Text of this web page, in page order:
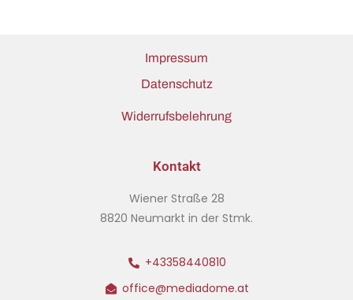
Impressum
Datenschutz
Widerrufsbelehrung
Kontakt
Wiener Straße 28
8820 Neumarkt in der Stmk.
+43358440810
office@mediadome.at